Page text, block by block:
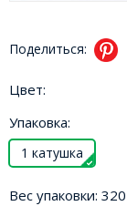
Поделиться:
Цвет:
Упаковка:
1 катушка
Вес упаковки: 320